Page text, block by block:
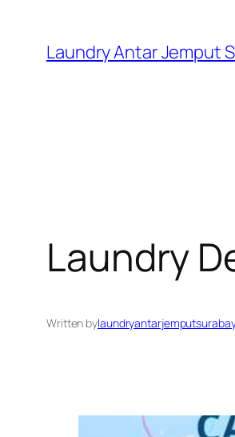
content
Laundry Antar Jemput
Laundry
Written by